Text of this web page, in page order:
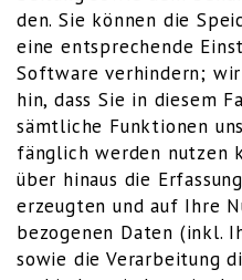
den. Sie kön­nen die
eine ent­spre­chen­de
Soft­ware ver­hin­dern;
hin, dass Sie in die­sem
sämt­li­che Funk­tio­nen
fäng­lich wer­den nut­zen
über hin­aus die
erzeug­ten und auf Ihre
bezo­ge­nen Daten (inkl.
sowie die Ver­ar­bei­tung